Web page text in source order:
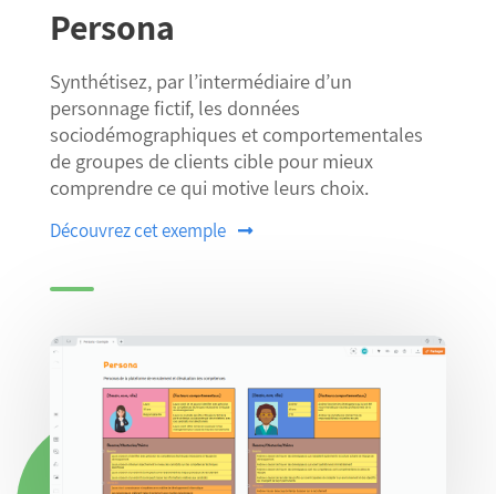
Persona
Synthétisez, par l’intermédiaire d’un
personnage fictif, les données
sociodémographiques et comportementales
de groupes de clients cible pour mieux
comprendre ce qui motive leurs choix.
Découvrez cet exemple